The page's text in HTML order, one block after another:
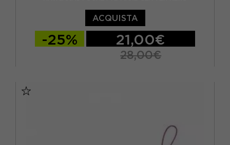
ACQUISTA
-25% 21,00€
28,00€